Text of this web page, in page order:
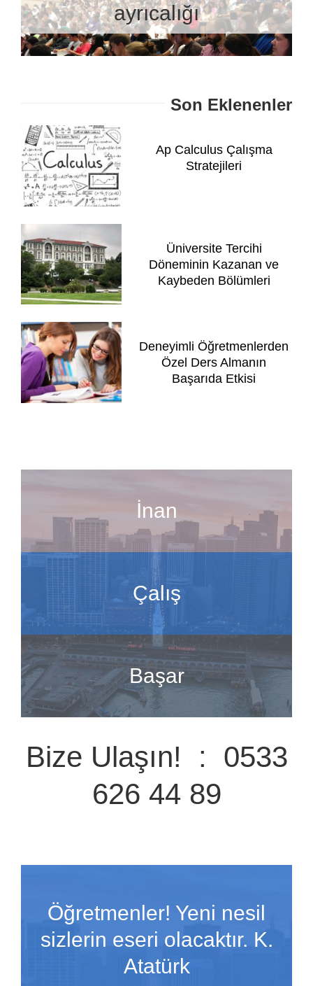
ayrıcalığı
Son Eklenenler
Ap Calculus Çalışma
Stratejileri
Üniversite Tercihi
Döneminin Kazanan ve
Kaybeden Bölümleri
Deneyimli Öğretmenlerden
Özel Ders Almanın
Başarıda Etkisi
İnan
Çalış
Başar
Bize Ulaşın! : 0533
626 44 89
Öğretmenler! Yeni nesil
sizlerin eseri olacaktır. K.
Atatürk